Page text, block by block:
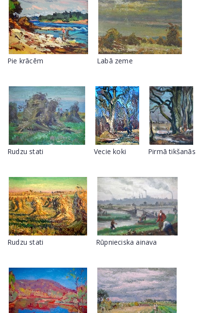
Pie krācēm Labā zeme
Rudzu stati Vecie koki Pirmā tikšanās
Rudzu stati Rūpnieciska ainava